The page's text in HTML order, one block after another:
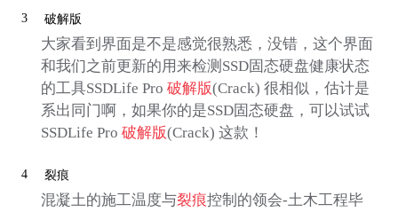
3 破解版
大家看到界面是不是感觉很熟悉，没错，这个界面
和我们之前更新的用来检测SSD固态硬盘健康状态
的工具SSDLife Pro 破解版(Crack) 很相似，估计是
系出同门啊，如果你的是SSD固态硬盘，可以试试
SSDLife Pro 破解版(Crack) 这款！
4 裂痕
混凝土的施工温度与裂痕控制的领会-土木工程毕